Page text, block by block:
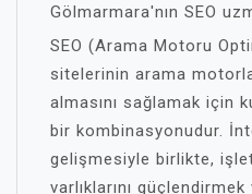
Gölmarmara'nın SEO
SEO (Arama Motoru
sitelerinin arama
almasını sağlamak için
bir kombinasyonudur.
gelişmesiyle birlikte,
varlıklarını